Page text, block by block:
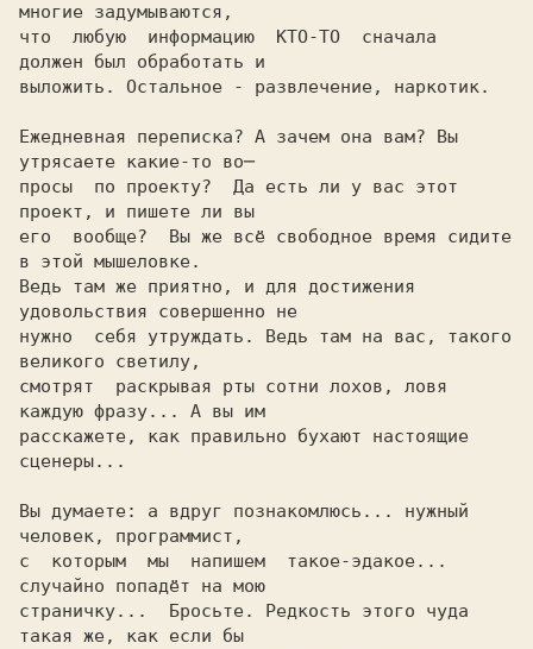
многие задумываются,
что  любую  информацию  КТО-ТО  сначала
должен был обработать и
выложить. Остальное - развлечение, наркотик.
Ежедневная переписка? А зачем она вам? Вы
утрясаете какие-то во─
просы  по проекту?  Да есть ли у вас этот
проект, и пишете ли вы
его  вообще?  Вы же всё свободное время сидите
в этой мышеловке.
Ведь там же приятно, и для достижения
удовольствия совершенно не
нужно  себя утруждать. Ведь там на вас, такого
великого светилу,
смотрят  раскрывая рты сотни лохов, ловя
каждую фразу... А вы им
расскажете, как правильно бухают настоящие
сценеры...
Вы думаете: а вдруг познакомлюсь... нужный
человек, программист,
с  которым  мы  напишем  такое-эдакое...
случайно попадёт на мою
страничку...  Бросьте. Редкость этого чуда
такая же, как если бы